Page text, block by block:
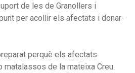
de les de Granollers i
per acollir els afectats i donar-
perquè els afectats
matalassos de la mateixa Creu